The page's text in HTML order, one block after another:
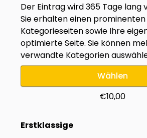
Der Eintrag wird 365 Tage
Sie erhalten einen prominenten
Kategorieseiten sowie Ihre
optimierte Seite. Sie können
verwandte Kategorien
Wählen
€10,00
Erstklassige